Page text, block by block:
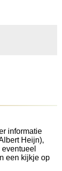
informatie
Heijn),
een kijkje op